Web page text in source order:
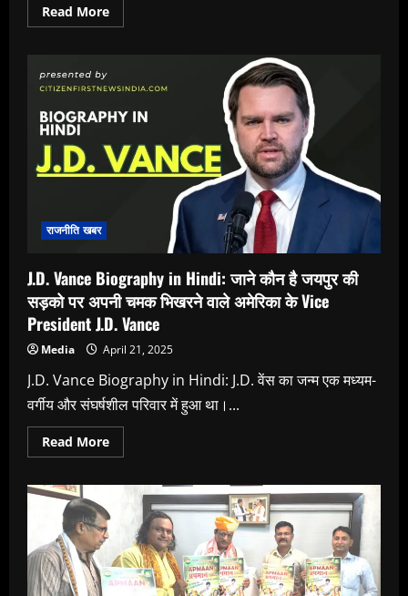
Read MoreRead
more
Places
Jaipur:
जयपुर
इन
जगहों
पर
साया
राजनीति खबर
J.D. Vance Biography in Hindi: जाने कौन है जयपुर की
सड़को पर अपनी चमक भिखरने वाले अमेरिका के Vice
President J.D. Vance
Media April 21, 2025
J.D. Vance Biography in Hindi: J.D. वेंस का जन्म एक मध्यम-
वर्गीय और संघर्षशील परिवार में हुआ था।...
Read MoreRead
more
Vance
Biography
in
Hindi:
जाने
कौन
है
जयपुर